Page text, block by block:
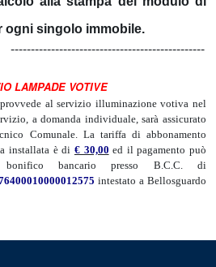
ogni singolo immobile.
LAMPADE VOTIVE
al servizio illuminazione votiva nel
a domanda individuale, sarà assicurato
Comunale. La tariffa di abbonamento
installata è di € 30,00 ed il pagamento può
bonifico bancario presso B.C.C. di
intestato a Bellosguardo